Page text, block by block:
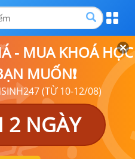
- MUA KHOÁ HỌC
MUỐN❗
(TỪ 10-12/08)
2 NGÀY